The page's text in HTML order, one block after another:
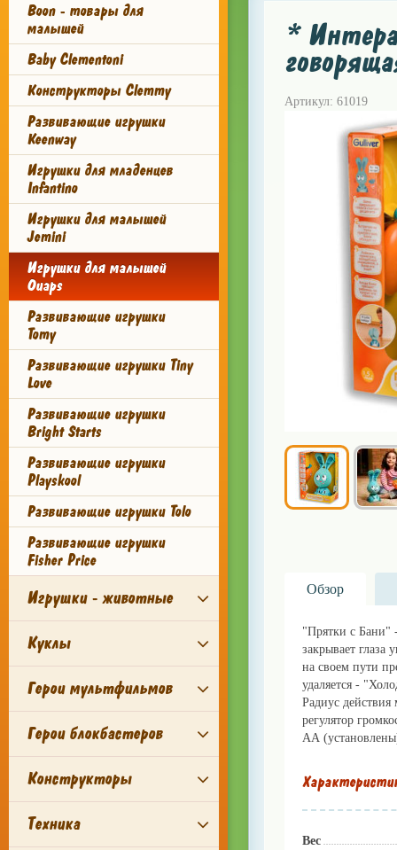
Boon - товары для
малышей
Baby Clementoni
Конструкторы Clemmy
Развивающие игрушки
Keenway
Игрушки для младенцев
Infantino
Игрушки для малышей
Jemini
Игрушки для малышей
Ouaps
Развивающие игрушки
Tomy
Развивающие игрушки Tiny
Love
Развивающие игрушки
Bright Starts
Развивающие игрушки
Playskool
Развивающие игрушки Tolo
Развивающие игрушки
Fisher Price
Игрушки - животные
Куклы
Герои мультфильмов
Герои блокбастеров
Конструкторы
Техника
*
Артикул: 61019
Обзор
"Прятки с Бани"
закрывает
на своем пути
удаляется -
Радиус
регулятор
АА
Вес